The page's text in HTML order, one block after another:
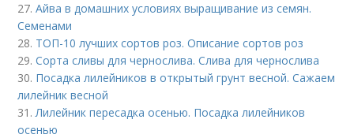
27.Айва в домашних условиях выращивание из семян.
Семенами
28. ТОП-10 лучших сортов роз. Описание сортов роз
29.Сорта сливы для чернослива. Слива для чернослива
30. Посадка лилейников в открытый грунт весной. Сажаем
лилейник весной
31.Лилейник пересадка осенью. Посадка лилейников
осенью